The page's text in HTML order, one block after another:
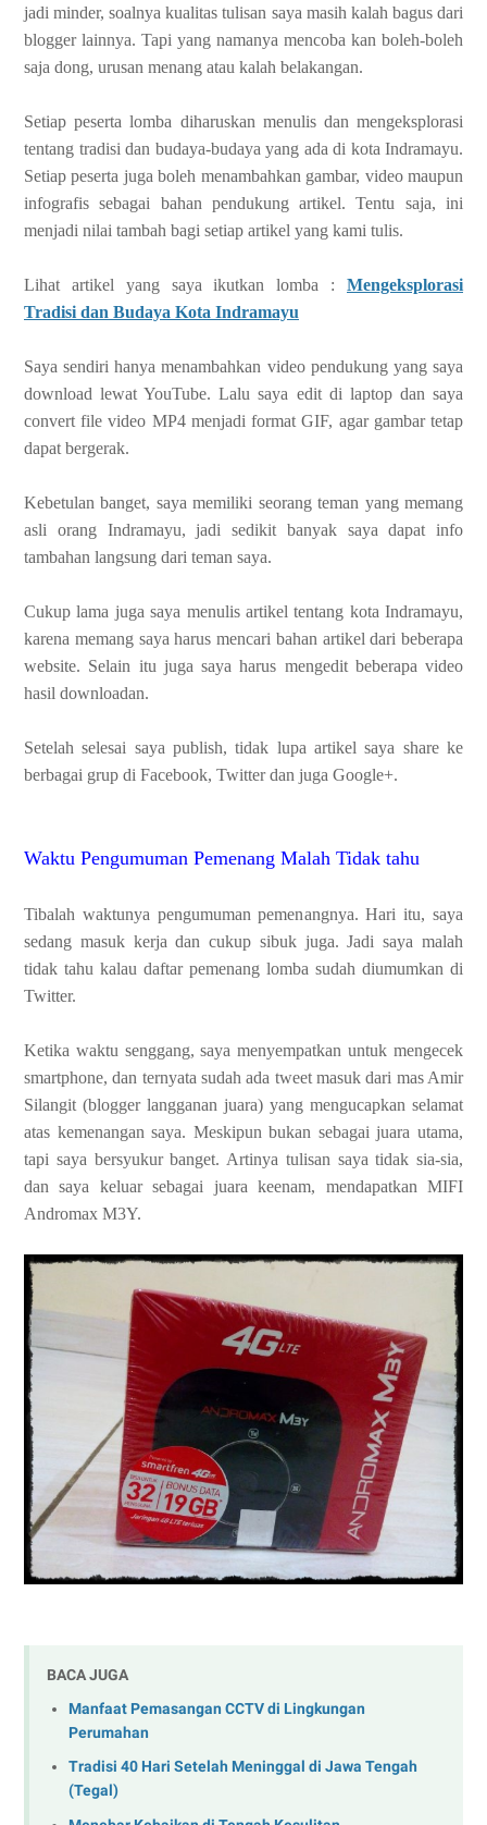
jadi minder, soalnya kualitas tulisan saya masih kalah bagus dari
blogger lainnya. Tapi yang namanya mencoba kan boleh-boleh
saja dong, urusan menang atau kalah belakangan.
Setiap peserta lomba diharuskan menulis dan mengeksplorasi
tentang tradisi dan budaya-budaya yang ada di kota Indramayu.
Setiap peserta juga boleh menambahkan gambar, video maupun
infografis sebagai bahan pendukung artikel. Tentu saja, ini
menjadi nilai tambah bagi setiap artikel yang kami tulis.
Lihat artikel yang saya ikutkan lomba : Mengeksplorasi
Tradisi dan Budaya Kota Indramayu
Saya sendiri hanya menambahkan video pendukung yang saya
download lewat YouTube. Lalu saya edit di laptop dan saya
convert file video MP4 menjadi format GIF, agar gambar tetap
dapat bergerak.
Kebetulan banget, saya memiliki seorang teman yang memang
asli orang Indramayu, jadi sedikit banyak saya dapat info
tambahan langsung dari teman saya.
Cukup lama juga saya menulis artikel tentang kota Indramayu,
karena memang saya harus mencari bahan artikel dari beberapa
website. Selain itu juga saya harus mengedit beberapa video
hasil downloadan.
Setelah selesai saya publish, tidak lupa artikel saya share ke
berbagai grup di Facebook, Twitter dan juga Google+.
Waktu Pengumuman Pemenang Malah Tidak tahu
Tibalah waktunya pengumuman pemenangnya. Hari itu, saya
sedang masuk kerja dan cukup sibuk juga. Jadi saya malah
tidak tahu kalau daftar pemenang lomba sudah diumumkan di
Twitter.
Ketika waktu senggang, saya menyempatkan untuk mengecek
smartphone, dan ternyata sudah ada tweet masuk dari mas Amir
Silangit (blogger langganan juara) yang mengucapkan selamat
atas kemenangan saya. Meskipun bukan sebagai juara utama,
tapi saya bersyukur banget. Artinya tulisan saya tidak sia-sia,
dan saya keluar sebagai juara keenam, mendapatkan MIFI
Andromax M3Y.
BACA JUGA
Manfaat Pemasangan CCTV di Lingkungan
Perumahan
Tradisi 40 Hari Setelah Meninggal di Jawa Tengah
(Tegal)